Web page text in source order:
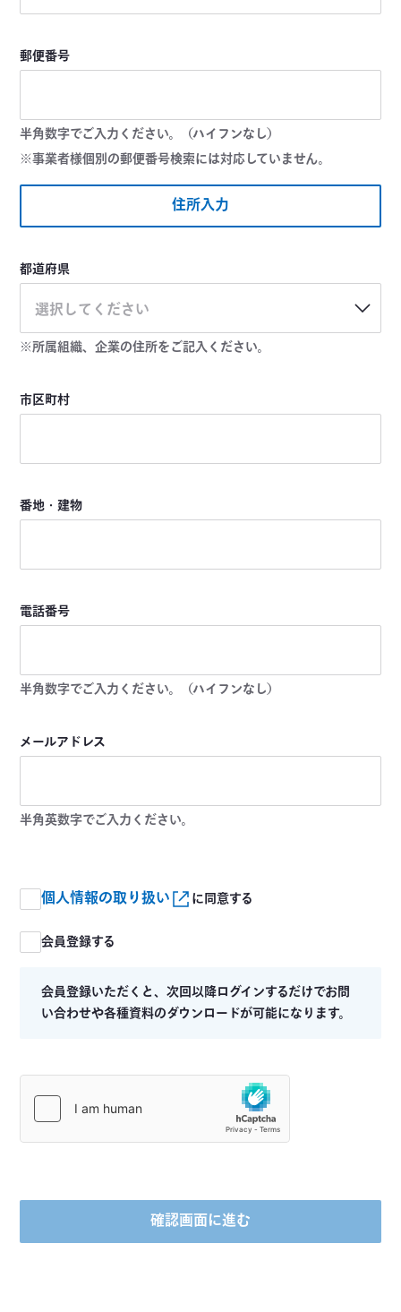
郵便番号
半角数字でご入力ください。（ハイフンなし）
※事業者様個別の郵便番号検索には対応していません。
住所入力
都道府県
選択してください
※所属組織、企業の住所をご記入ください。
市区町村
番地・建物
電話番号
半角数字でご入力ください。（ハイフンなし）
メールアドレス
半角英数字でご入力ください。
個人情報の取り扱い に同意する
会員登録する
会員登録いただくと、次回以降ログインするだけでお問
い合わせや各種資料のダウンロードが可能になります。
確認画面に進む